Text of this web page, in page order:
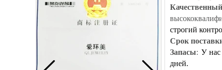
Качественный
строгий
Срок
Запасы: У нас
дней.